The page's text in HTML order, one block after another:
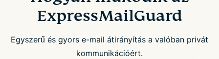
ExpressMailGuard
Egyszerű és gyors e-mail átirányítás a valóban privát
kommunikációért.